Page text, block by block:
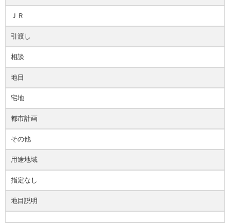
ＪＲ
引渡し
相談
地目
宅地
都市計画
その他
用途地域
指定なし
地目説明